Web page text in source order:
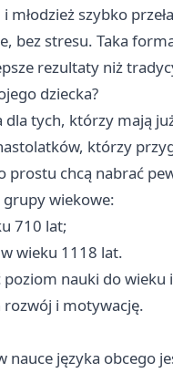
szybko
bez stresu. Taka
rezultaty niż
dziecka?
tych, którzy mają
którzy
prostu chcą nabrać
wiekowe:
710 lat;
wieku 1118 lat.
poziom nauki do
i motywację.
nauce języka obcego